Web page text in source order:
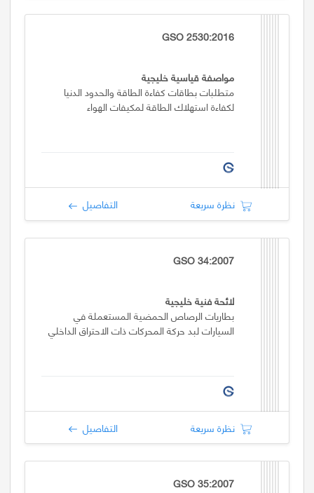
GSO 2530:2016
مواصفة قياسية خليجية
متطلبات بطاقات كفاءة الطاقة والحدود الدنيا
لكفاءة استهلاك الطاقة لمكيفات الهواء
نظرة سريعة التفاصيل
GSO 34:2007
لائحة فنية خليجية
بطاريات الرصاص الحمضية المستعملة في
السيارات لبد حركة المحركات ذات الاحتراق الداخلي
نظرة سريعة التفاصيل
GSO 35:2007